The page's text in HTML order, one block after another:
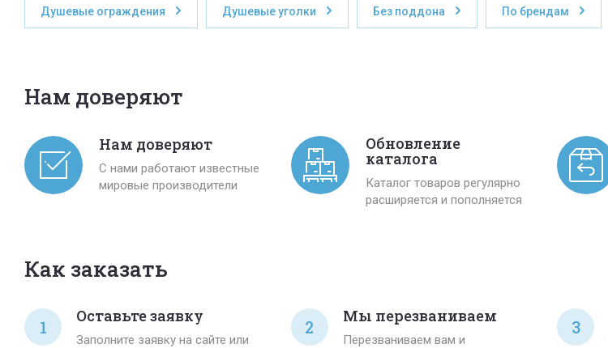
Душевые ограждения Душевые уголки Без поддона По брендам
Нам доверяют
Нам доверяют
С нами работают известные
мировые производители
Обновление
каталога
Каталог товаров регулярно
расширяется и пополняется
Как заказать
1
Оставьте заявку
Заполните заявку на сайте или
2
Мы перезваниваем
Перезваниваем вам и
3